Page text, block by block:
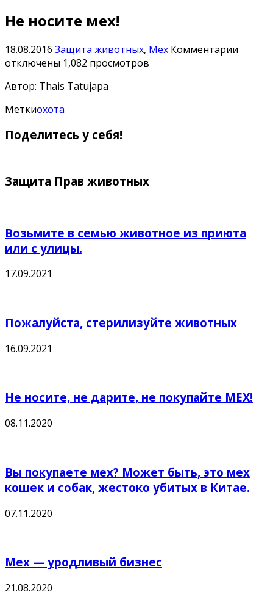
Не носите мех!
18.08.2016 Защита животных, Мех Комментарии
отключены 1,082 просмотров
Автор: Thais Tatujapa
Меткиохота
Поделитесь у себя!
Защита Прав животных
Возьмите в семью животное из приюта
или с улицы.
17.09.2021
Пожалуйста, стерилизуйте животных
16.09.2021
Не носите, не дарите, не покупайте МЕХ!
08.11.2020
Вы покупаете мех? Может быть, это мех
кошек и собак, жестоко убитых в Китае.
07.11.2020
Мех — уродливый бизнес
21.08.2020